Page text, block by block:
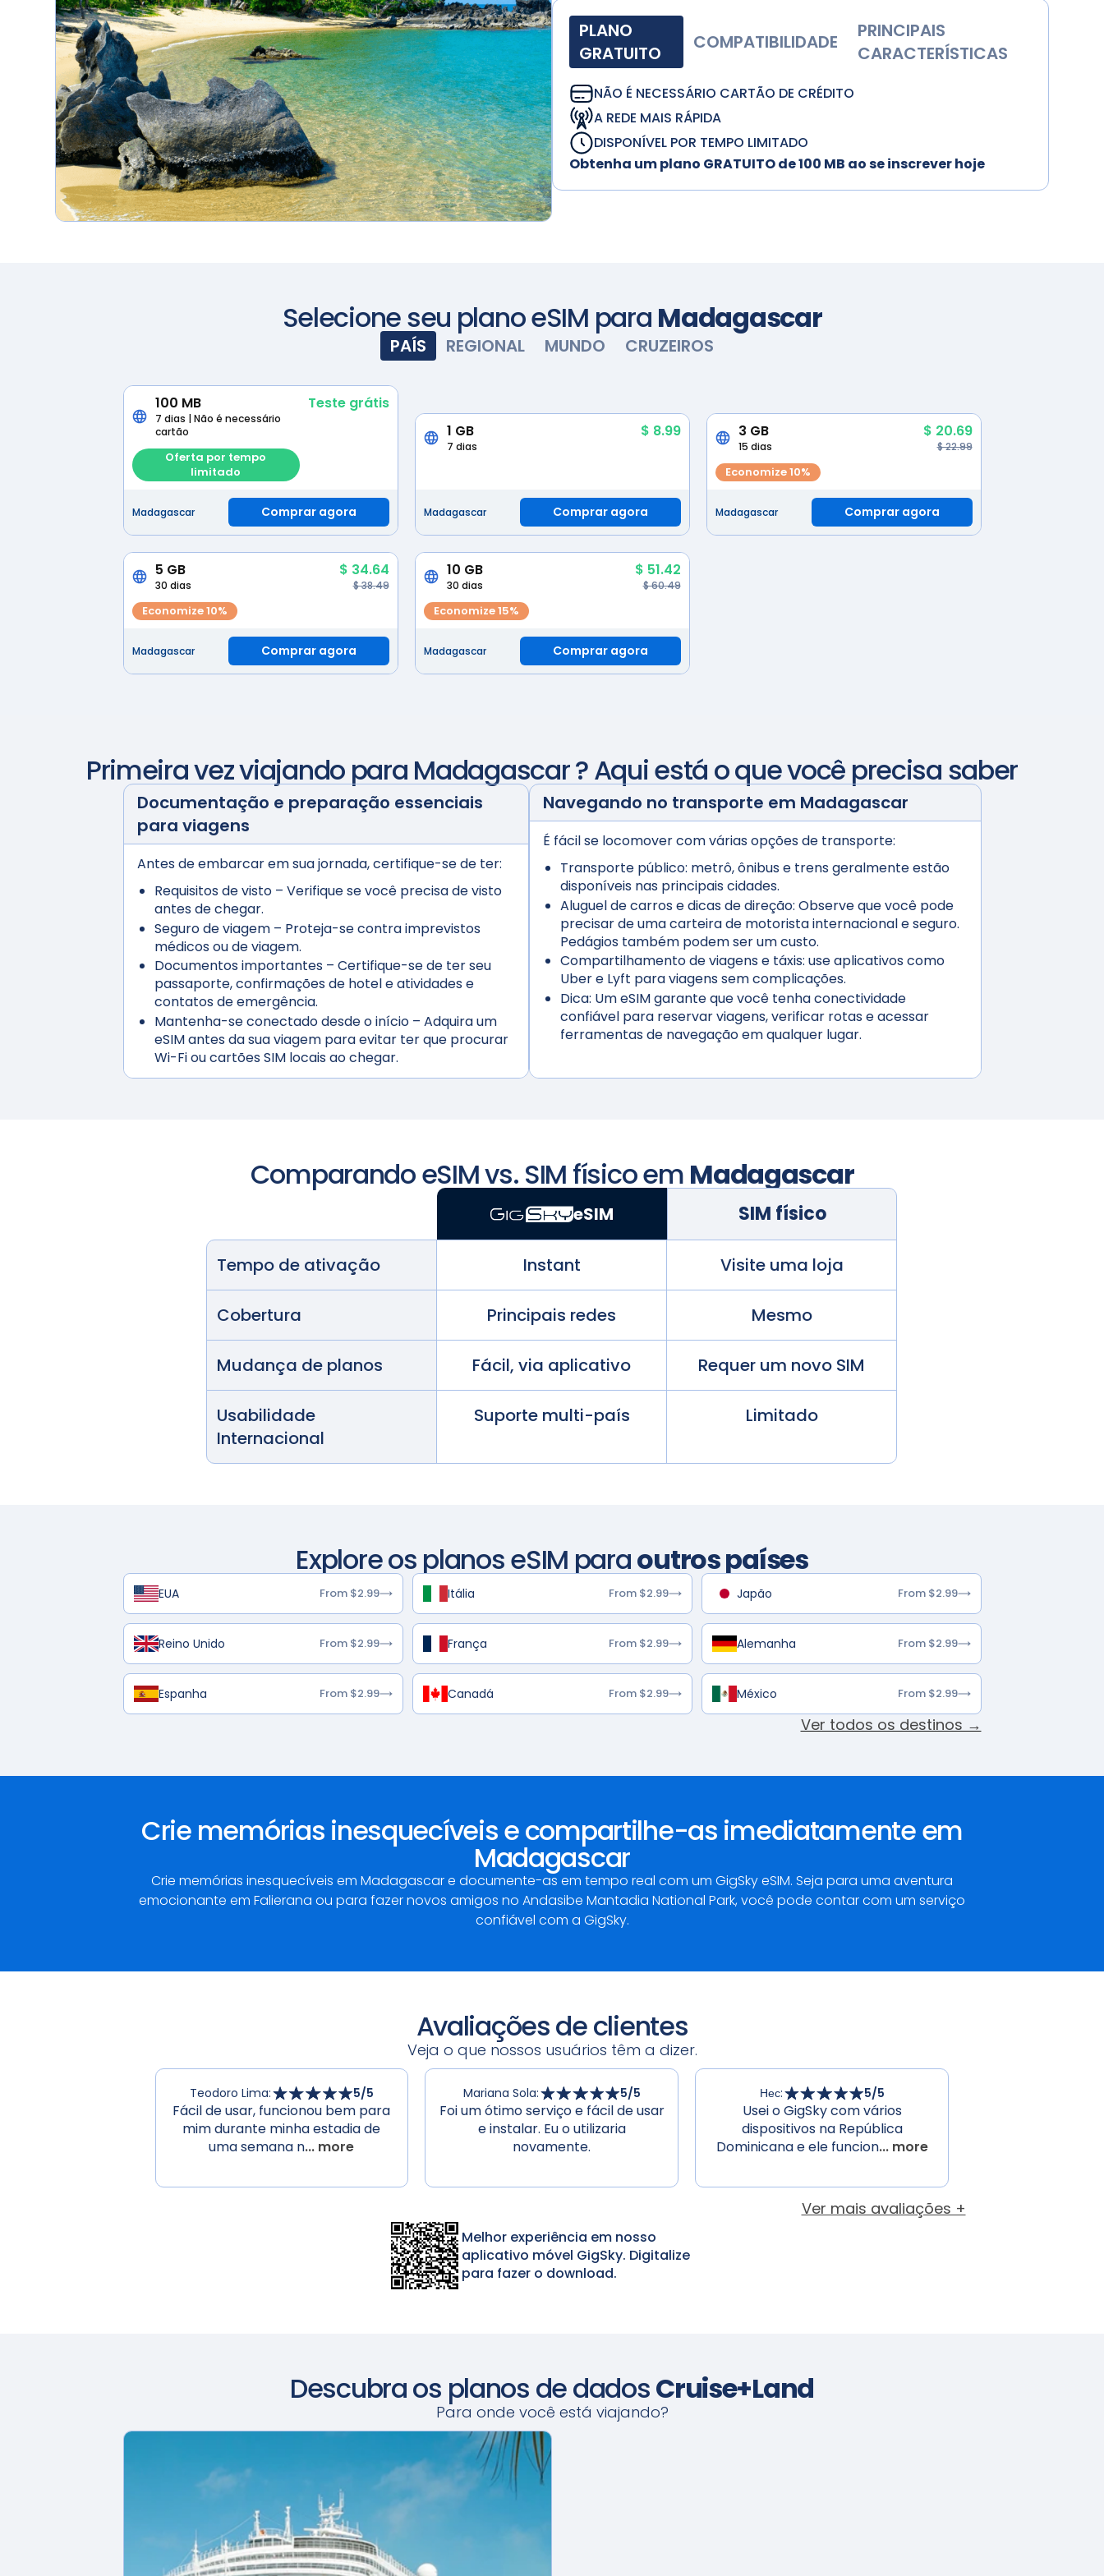
PLANO
GRATUITO
COMPATIBILIDADE
PRINCIPAIS
CARACTERÍSTICAS
NÃO É NECESSÁRIO CARTÃO DE CRÉDITO
A REDE MAIS RÁPIDA
DISPONÍVEL POR TEMPO LIMITADO
Obtenha um plano GRATUITO de 100 MB ao se inscrever hoje
Selecione seu plano eSIM para Madagascar
PAÍS REGIONAL MUNDO CRUZEIROS
100 MB Teste grátis
7 dias | Não é necessário
cartão
Oferta por tempo
limitado
Madagascar Comprar agora
1 GB $ 8.99
7 dias
Madagascar Comprar agora
3 GB $ 20.69
15 dias $ 22.99
Economize 10%
Madagascar Comprar agora
5 GB $ 34.64
30 dias $ 38.49
Economize 10%
Madagascar Comprar agora
10 GB $ 51.42
30 dias $ 60.49
Economize 15%
Madagascar Comprar agora
Primeira vez viajando para Madagascar? Aqui está o que você precisa saber
Documentação e preparação essenciais
para viagens
Antes de embarcar em sua jornada, certifique-se de ter:
Requisitos de visto– Verifique se você precisa de visto
antes de chegar.
Seguro de viagem– Proteja-se contra imprevistos
médicos ou de viagem.
Documentos importantes– Certifique-se de ter seu
passaporte, confirmações de hotel e atividades e
contatos de emergência.
Mantenha-se conectado desde o início– Adquira um
eSIM antes da sua viagem para evitar ter que procurar
Wi-Fi ou cartões SIM locais ao chegar.
Navegando no transporte em Madagascar
É fácil se locomover com várias opções de transporte:
Transporte público: metrô, ônibus e trens geralmente estão
disponíveis nas principais cidades.
Aluguel de carros e dicas de direção: Observe que você pode
precisar de uma carteira de motorista internacional e seguro.
Pedágios também podem ser um custo.
Compartilhamento de viagens e táxis: use aplicativos como
Uber e Lyft para viagens sem complicações.
Dica: Um eSIM garante que você tenha conectividade
confiável para reservar viagens, verificar rotas e acessar
ferramentas de navegação em qualquer lugar.
Comparando eSIM vs. SIM físico em Madagascar
eSIM SIM físico
Tempo de ativação Instant Visite uma loja
Cobertura Principais redes Mesmo
Mudança de planos Fácil, via aplicativo Requer um novo SIM
Usabilidade
Internacional
Suporte multi-país Limitado
Explore os planos eSIM paraoutros países
EUA From $2.99 Itália From $2.99 Japão From $2.99
Reino Unido From $2.99 França From $2.99 Alemanha From $2.99
Espanha From $2.99 Canadá From $2.99 México From $2.99
Ver todos os destinos →
Crie memórias inesquecíveis e compartilhe-as imediatamente em
Madagascar
Crie memórias inesquecíveis em Madagascar e documente-as em tempo real com um GigSky eSIM. Seja para uma aventura
emocionante em Falierana ou para fazer novos amigos no Andasibe Mantadia National Park, você pode contar com um serviço
confiável com a GigSky.
Avaliações de clientes
Veja o que nossos usuários têm a dizer.
Teodoro Lima: 5/5
Fácil de usar, funcionou bem para
mim durante minha estadia de
uma semana n... more
Mariana Sola: 5/5
Foi um ótimo serviço e fácil de usar
e instalar. Eu o utilizaria
novamente.
Нес: 5/5
Usei o GigSky com vários
dispositivos na República
Dominicana e ele funcion... more
Ver mais avaliações +
Melhor experiência em nosso
aplicativo móvel GigSky. Digitalize
para fazer o download.
Descubra os planos de dadosCruise+Land
Para onde você está viajando?